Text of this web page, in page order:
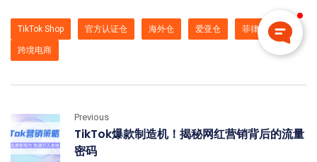
TikTok Shop 官方认证仓 海外仓 爱亚仓 菲律宾认证
跨境电商
Previous
TikTok爆款制造机！揭秘网红营销背后的流量
密码